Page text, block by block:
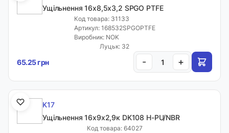
Ущільнення 16х8,5х3,2 SPGO PTFE
Код товара: 31133
Артикул: 168532SPGOPTFE
Виробник: NOK
Луцьк: 32
65.25 грн - +
K17
Ущільнення 16х9х2,9к DK108 H-PU/NBR
Код товара: 64027